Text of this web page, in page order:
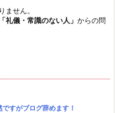
ません。
「礼儀・常識のない人」 からの問
ですがブログ辞めます！